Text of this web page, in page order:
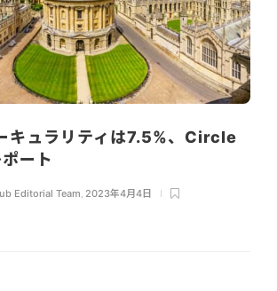
キュラリティは7.5%、Circle
ート
Editorial Team 2023年4月4日